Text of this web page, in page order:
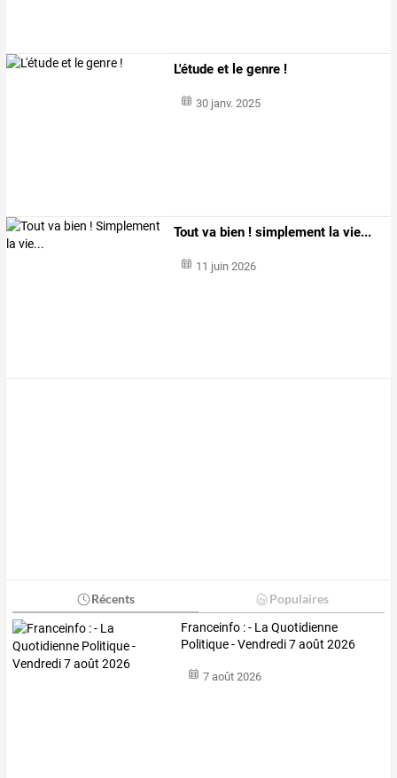
L'étude et le genre !
30 janv. 2025
Tout va bien ! simplement la vie...
11 juin 2026
Récents Populaires
Franceinfo : - La Quotidienne
Politique - Vendredi 7 août 2026
7 août 2026